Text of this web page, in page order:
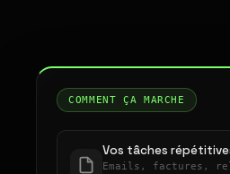
COMMENT ÇA MARCHE
Vos tâches
Emails, factures,